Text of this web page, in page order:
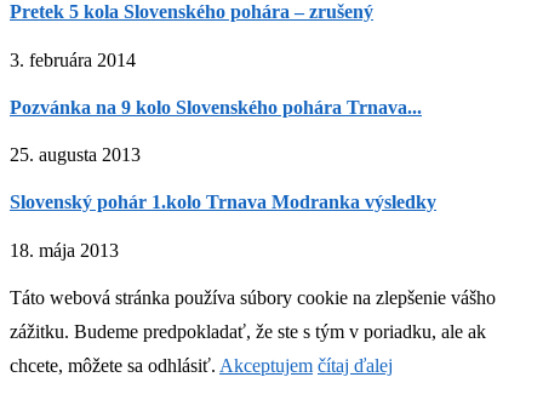
Pretek 5 kola Slovenského pohára – zrušený
3. februára 2014
Pozvánka na 9 kolo Slovenského pohára Trnava...
25. augusta 2013
Slovenský pohár 1.kolo Trnava Modranka výsledky
18. mája 2013
Táto webová stránka používa súbory cookie na zlepšenie vášho
zážitku. Budeme predpokladať, že ste s tým v poriadku, ale ak
chcete, môžete sa odhlásiť. Akceptujem čítaj ďalej